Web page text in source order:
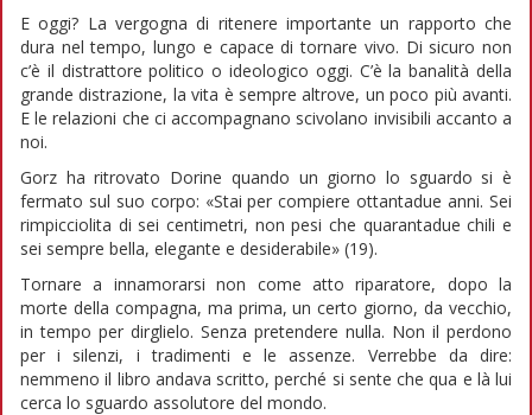
E oggi? La vergogna di ritenere importante un rapporto che
dura nel tempo, lungo e capace di tornare vivo. Di sicuro non
c’è il distrattore politico o ideologico oggi. C’è la banalità della
grande distrazione, la vita è sempre altrove, un poco più avanti.
E le relazioni che ci accompagnano scivolano invisibili accanto a
noi.
Gorz ha ritrovato Dorine quando un giorno lo sguardo si è
fermato sul suo corpo: «Stai per compiere ottantadue anni. Sei
rimpicciolita di sei centimetri, non pesi che quarantadue chili e
sei sempre bella, elegante e desiderabile» (19).
Tornare a innamorarsi non come atto riparatore, dopo la
morte della compagna, ma prima, un certo giorno, da vecchio,
in tempo per dirglielo. Senza pretendere nulla. Non il perdono
per i silenzi, i tradimenti e le assenze. Verrebbe da dire:
nemmeno il libro andava scritto, perché si sente che qua e là lui
cerca lo sguardo assolutore del mondo.